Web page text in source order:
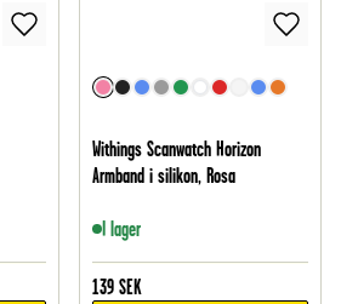
Withings Scanwatch Horizon
Armband i silikon, Rosa
I lager
139 SEK